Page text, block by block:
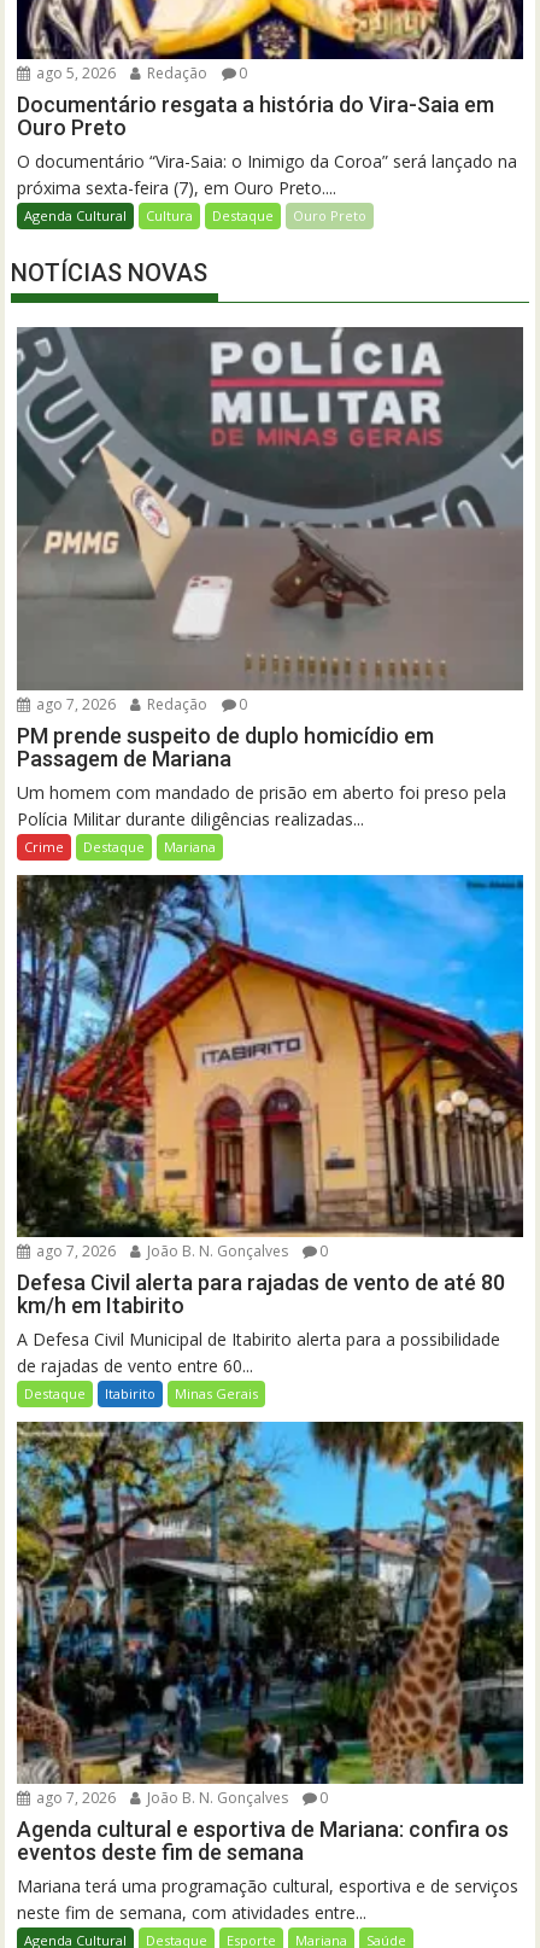
ago 5, 2026 Redação 0
Documentário resgata a história do Vira-Saia em
Ouro Preto
O documentário “Vira-Saia: o Inimigo da Coroa” será lançado na
próxima sexta-feira (7), em Ouro Preto....
Agenda Cultural Cultura Destaque Ouro Preto
NOTÍCIAS NOVAS
ago 7, 2026 Redação 0
PM prende suspeito de duplo homicídio em
Passagem de Mariana
Um homem com mandado de prisão em aberto foi preso pela
Polícia Militar durante diligências realizadas...
Crime Destaque Mariana
ago 7, 2026 João B. N. Gonçalves 0
Defesa Civil alerta para rajadas de vento de até 80
km/h em Itabirito
A Defesa Civil Municipal de Itabirito alerta para a possibilidade
de rajadas de vento entre 60...
Destaque Itabirito Minas Gerais
ago 7, 2026 João B. N. Gonçalves 0
Agenda cultural e esportiva de Mariana: confira os
eventos deste fim de semana
Mariana terá uma programação cultural, esportiva e de serviços
neste fim de semana, com atividades entre...
Agenda Cultural Destaque Esporte Mariana Saúde